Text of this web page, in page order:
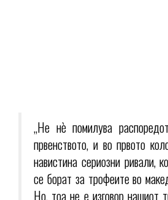
„Не нѐ помилува
првенството, и во првото
навистина сериозни ривали,
се борат за трофеите во
Но, тоа не е изговор нашиот